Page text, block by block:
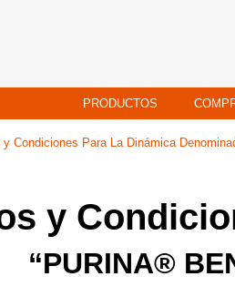
PRODUCTOS
y Condiciones Para La Dinámica
y
“PURINA®